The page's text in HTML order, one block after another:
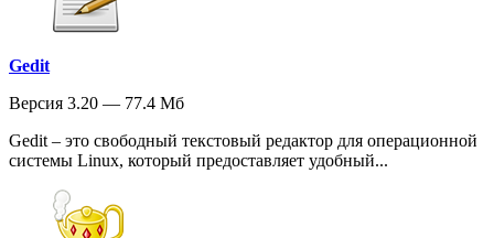
Gedit
Версия 3.20 — 77.4 Мб
Gedit – это свободный текстовый редактор для операционной
системы Linux, который предоставляет удобный...